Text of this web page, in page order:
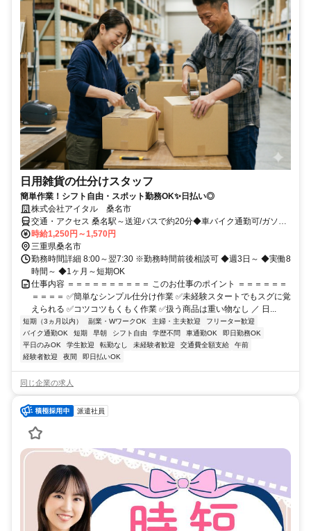
日用雑貨の仕分けスタッフ
簡単作業！シフト自由・スポット勤務OK✨日払い◎
株式会社アイタル 桑名市
交通・アクセス 桑名駅～送迎バスで約20分◆車バイク通勤可/ガソリ
ン代支給◆交通費全額支給
時給1,250円～1,570円
三重県桑名市
勤務時間詳細 8:00～翌7:30 ※勤務時間前後相談可 ◆週3日～ ◆実働8
時間～ ◆1ヶ月～短期OK
仕事内容 ＝＝＝＝＝＝＝＝＝＝ このお仕事のポイント ＝＝＝＝＝＝
＝＝＝＝ ✅簡単なシンプル仕分け作業 ✅未経験スタートでもスグに覚
えられる ✅コツコツもくもく作業 ✅扱う商品は重い物なし ／ 日...
短期（3ヵ月以内） 副業・WワークOK 主婦・主夫歓迎
フリーター歓迎
バイク通勤OK
短期 早朝 シフト自由 学歴不問 車通勤OK
即日勤務OK
平日のみOK
学生歓迎 転勤なし 未経験者歓迎 交通費全額支給
午前
経験者歓迎
夜間 即日払いOK
同じ企業の求人
派遣社員